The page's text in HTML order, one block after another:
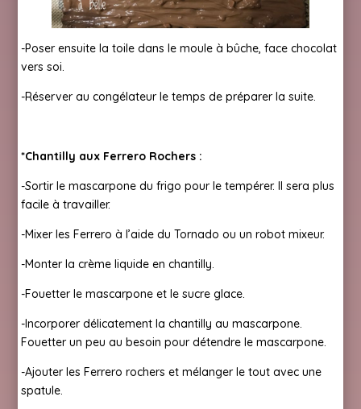
-Poser ensuite la toile dans le moule à bûche, face chocolat
vers soi.
-Réserver au congélateur le temps de préparer la suite.
*Chantilly aux Ferrero Rochers :
-Sortir le mascarpone du frigo pour le tempérer. Il sera plus
facile à travailler.
-Mixer les Ferrero à l’aide du Tornado ou un robot mixeur.
-Monter la crème liquide en chantilly.
-Fouetter le mascarpone et le sucre glace.
-Incorporer délicatement la chantilly au mascarpone.
Fouetter un peu au besoin pour détendre le mascarpone.
-Ajouter les Ferrero rochers et mélanger le tout avec une
spatule.